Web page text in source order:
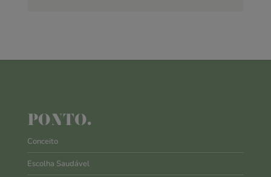
PONTO.
Conceito
Escolha Saudável